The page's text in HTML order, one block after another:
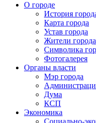
О городе
История
Карта города
Устав города
Жители города
Символика
Фотогалерея
Органы власти
Мэр города
Дума
КСП
Экономика
Социально-